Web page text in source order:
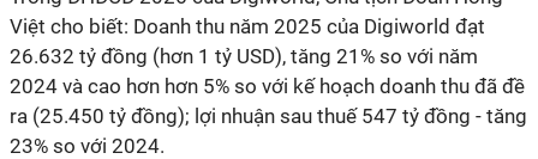
Việt cho biết: Doanh thu năm 2025 của Digiworld đạt
26.632 tỷ đồng (hơn 1 tỷ USD), tăng 21% so với năm
2024 và cao hơn hơn 5% so với kế hoạch doanh thu đã đề
ra (25.450 tỷ đồng); lợi nhuận sau thuế 547 tỷ đồng - tăng
23% so với 2024.